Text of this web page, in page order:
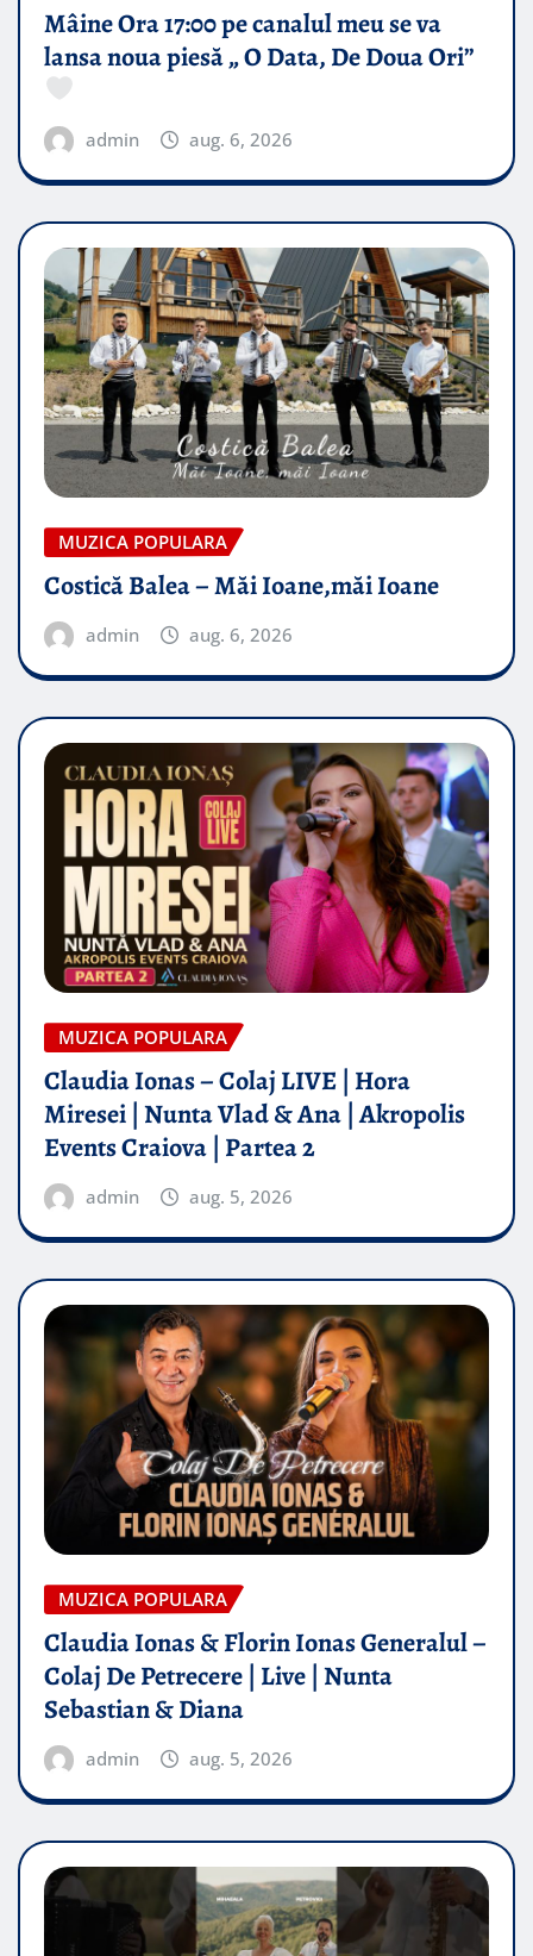
Mâine Ora 17:00 pe canalul meu se va
lansa noua piesă „ O Data, De Doua Ori”
admin aug. 6, 2026
MUZICA POPULARA
Costică Balea – Măi Ioane,măi Ioane
admin aug. 6, 2026
MUZICA POPULARA
Claudia Ionas – Colaj LIVE | Hora
Miresei | Nunta Vlad & Ana | Akropolis
Events Craiova | Partea 2
admin aug. 5, 2026
MUZICA POPULARA
Claudia Ionas & Florin Ionas Generalul –
Colaj De Petrecere | Live | Nunta
Sebastian & Diana
admin aug. 5, 2026